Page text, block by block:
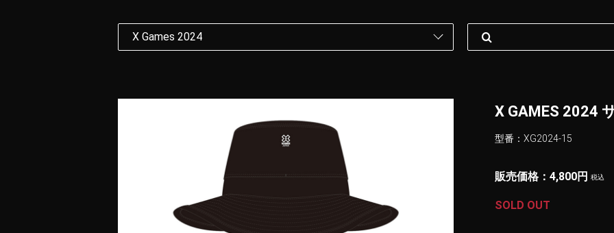
X GAMES 2024
型番：XG2024-15
販売価格：4,800円 税込
SOLD OUT